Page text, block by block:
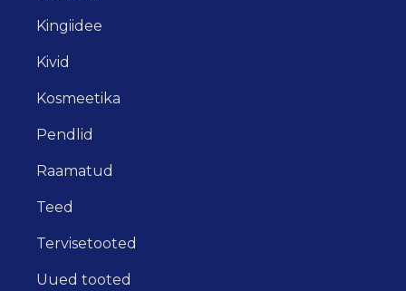
Kingiidee
Kivid
Kosmeetika
Pendlid
Raamatud
Teed
Tervisetooted
Uued tooted